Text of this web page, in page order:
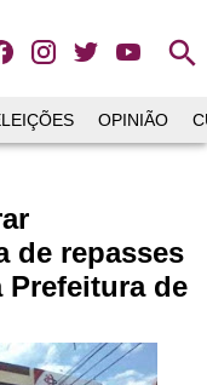
search
OPINIÃO
de repasses
Prefeitura de